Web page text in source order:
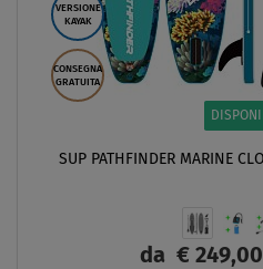
VERSIONE
KAYAK
CONSEGNA
GRATUITA
SUP PATHFINDER MARINE
da€ 249,00